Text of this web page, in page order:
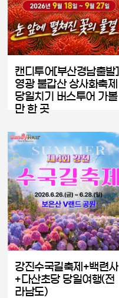
캔디투어[부산경남출발]
영광 불갑산 상사화축제
당일치기 버스투어 가볼
만 한 곳
강진수국길축제+백련사
+다산초당 당일여행(전
라남도)